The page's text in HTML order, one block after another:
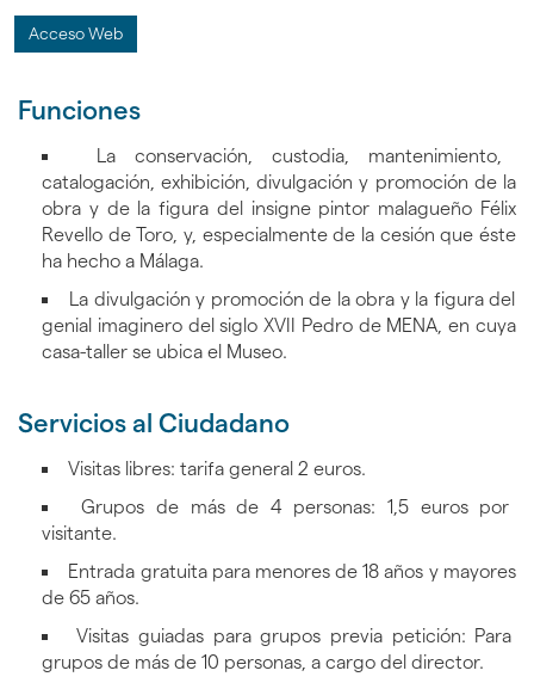
Acceso Web
Funciones
La conservación, custodia, mantenimiento,
catalogación, exhibición, divulgación y promoción de la
obra y de la figura del insigne pintor malagueño Félix
Revello de Toro, y, especialmente de la cesión que éste
ha hecho a Málaga.
La divulgación y promoción de la obra y la figura del
genial imaginero del siglo XVII Pedro de MENA, en cuya
casa-taller se ubica el Museo.
Servicios al Ciudadano
Visitas libres: tarifa general 2 euros.
Grupos de más de 4 personas: 1,5 euros por
visitante.
Entrada gratuita para menores de 18 años y mayores
de 65 años.
Visitas guiadas para grupos previa petición: Para
grupos de más de 10 personas, a cargo del director.